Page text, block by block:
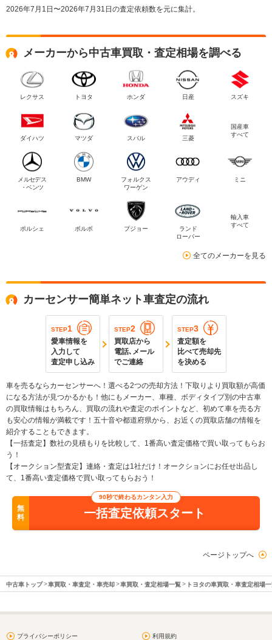
2026年7月1日〜2026年7月31日の査定依頼数を元に集計。
メーカーから中古車買取・査定相場を調べる
レクサス トヨタ ホンダ 日産 スズキ
ダイハツ マツダ スバル 三菱
国産車
すべて
メルセデス
・ベンツ
BMW
フォルクス
ワーゲン
アウディ ミニ
ポルシェ ボルボ プジョー
ランド
ローバー
輸入車
すべて
全てのメーカーを見る
カーセンサー簡単ネット車査定の流れ
STEP1
愛車情報を
入力して
査定申し込み
STEP2
買取店から
電話､メール
でご連絡
STEP3
査定額を
比べて売却先
を決める
車を売るならカーセンサーへ！選べる2つの売却方法！下取りより買取額が高価
になる方法が見つかるかも！他にもメーカー、車種、ボディタイプ別の中古車
の買取情報はもちろん、買取の流れや査定のポイントなど、初めて車を売る方
も安心の情報が満載です！五十音や都道府県から、お近くの買取店舗の情報を
紹介することもできます。
【一括査定】数社の見積もりを比較して、1番高い査定価格で買い取ってもらお
う！
【オークション型査定】連絡・査定は1社だけ！オークションにお任せ出品し
て、1番高い査定価格で買い取ってもらおう！
無
料
90秒で終わるカンタン入力
一括査定依頼スタート
ページトップへ
中古車トップ 車買取・車査定・車売却 車買取・査定相場一覧 トヨタの車買取・車査定相場
プライバシーポリシー 利用規約